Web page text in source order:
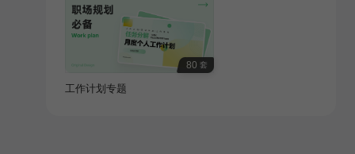
80 套
工作计划专题